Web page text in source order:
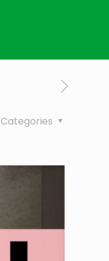
Categories